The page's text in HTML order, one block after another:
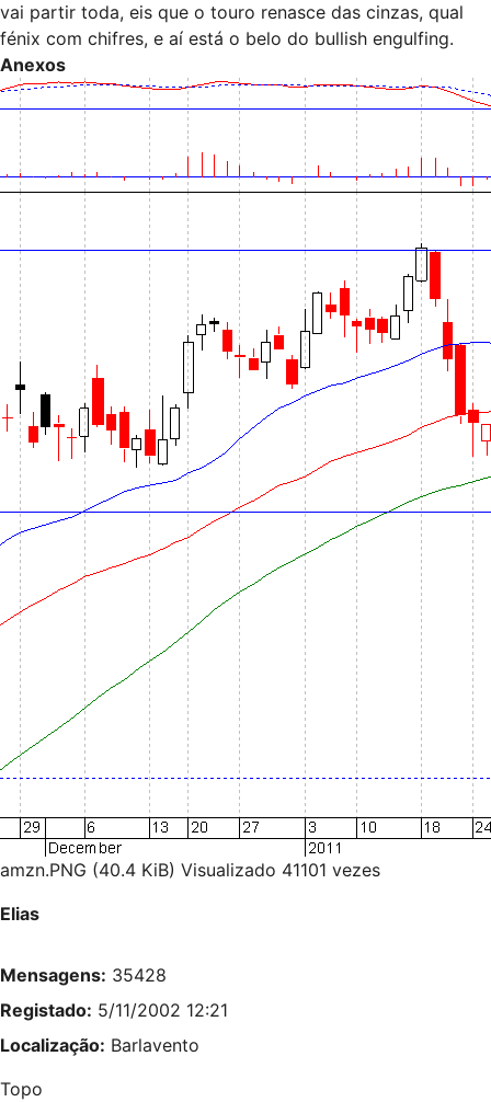
vai partir toda, eis que o touro renasce das cinzas, qual
fénix com chifres, e aí está o belo do bullish engulfing.
Anexos
amzn.PNG (40.4 KiB) Visualizado 41101 vezes
Elias
Mensagens: 35428
Registado: 5/11/2002 12:21
Localização: Barlavento
Topo